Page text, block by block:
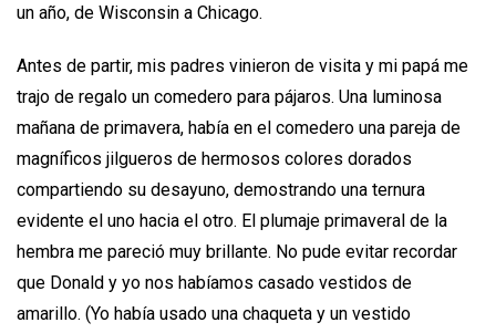
un año, de Wisconsin a Chicago.
Antes de partir, mis padres vinieron de visita y mi papá me
trajo de regalo un comedero para pájaros. Una luminosa
mañana de primavera, había en el comedero una pareja de
magníficos jilgueros de hermosos colores dorados
compartiendo su desayuno, demostrando una ternura
evidente el uno hacia el otro. El plumaje primaveral de la
hembra me pareció muy brillante. No pude evitar recordar
que Donald y yo nos habíamos casado vestidos de
amarillo. (Yo había usado una chaqueta y un vestido